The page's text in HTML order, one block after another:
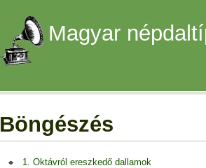
Magyar
Böngészés
1. Oktávról ereszkedő dallamok